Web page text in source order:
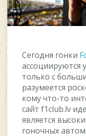
Сегодня гонки
ассоциируются
только с
разумеется
кому что-то
сайт f1club.lv
является
гоночных